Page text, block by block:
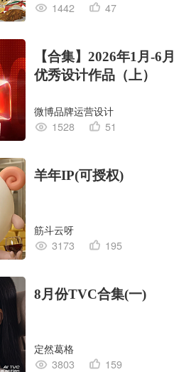
1442
47
【合集】2026年1月-6月
优秀设计作品（上）
微博品牌运营设计
1528
51
羊年IP(可授权)
筋斗云呀
3173
195
8月份TVC合集(一)
定然葛格
3803
159